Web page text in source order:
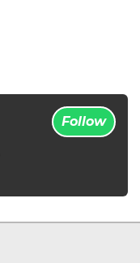
Follow